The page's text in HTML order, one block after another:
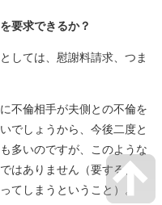
要求できるか？
しては、慰謝料請求、つま
不倫相手が夫側との不倫を
でしょうから、今後二度と
多いのですが、このような
はありません（要するに、
てしまうということ）。